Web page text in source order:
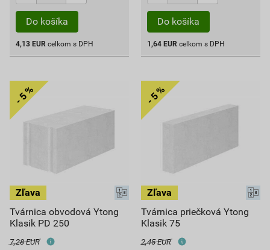
Do košíka
4,13 EUR celkom s DPH
Do košíka
1,64 EUR celkom s DPH
Tvárnica obvodová Ytong
Klasik PD 250
7,28 EUR
Tvárnica priečková Ytong
Klasik 75
2,45 EUR